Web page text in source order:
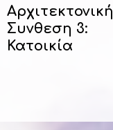
Αρχιτεκτονική
Συνθεση 3:
Κατοικία